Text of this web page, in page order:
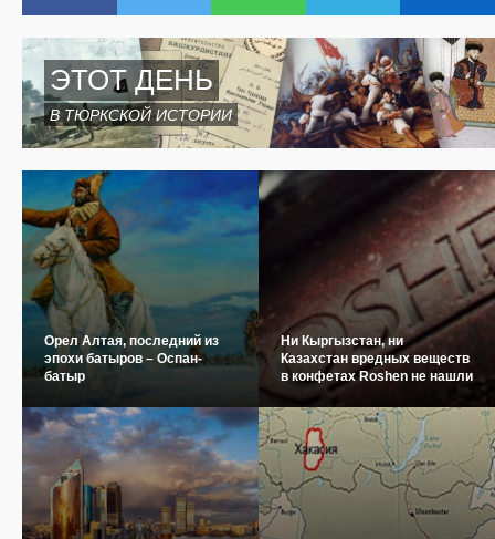
ЭТОТ ДЕНЬ
В ТЮРКСКОЙ ИСТОРИИ
Орел Алтая, последний из
эпохи батыров – Оспан-
батыр
Ни Кыргызстан, ни
Казахстан вредных веществ
в конфетах Roshen не нашли